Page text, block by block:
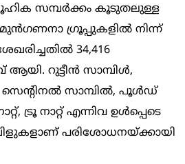
സമ്പര്‍ക്കം കൂടുതലുള്ള
ഗ്രൂപ്പുകളില്‍ നിന്ന്
34,416
ആയി. റുട്ടീന്‍ സാമ്പിള്‍,
സെന്റിനല്‍ സാമ്പില്‍, പൂള്‍ഡ്
ട്രൂ നാറ്റ് എന്നിവ ഉള്‍പ്പെടെ
പരിശോധനയ്ക്കായി